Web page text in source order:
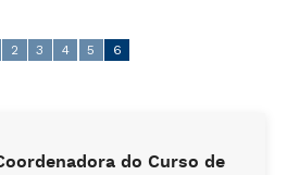
2 3 4 5 6
do Curso de